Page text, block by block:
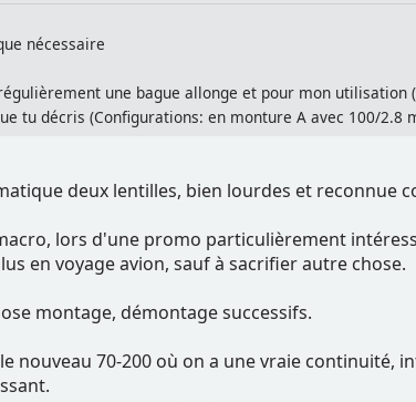
nécessaire
une bague allonge et pour mon
tu décris (Configurations: en monture A avec 100/2.8
deux lentilles, bien lourdes et reconnue
lors d'une promo particulièrement
en voyage avion, sauf à sacrifier autre chose.
montage, démontage successifs.
nouveau 70-200 où on a une vraie continuité,